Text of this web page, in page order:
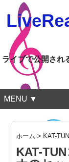
ライブで公開され
MENU ▼
ホーム > KAT-TUN
KAT-